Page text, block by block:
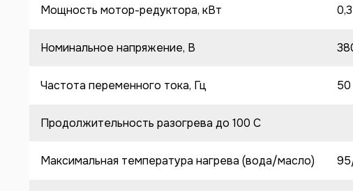
Мощность мотор-редуктора, кВт
Номинальное напряжение, В
Частота переменного тока, Гц 50
Продолжительность разогрева до 100 C
Максимальная температура нагрева (вода/масло)